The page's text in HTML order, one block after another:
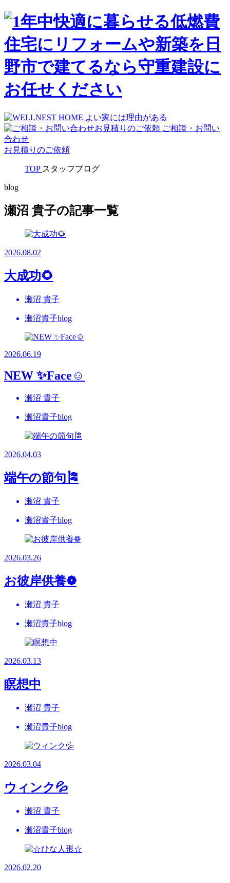
ご相談・お問い
合わせ
お見積りのご依頼
TOP スタッフブログ
blog
瀬沼 貴子の記事一覧
2026.08.02
大成功🌻
瀬沼 貴子
瀬沼貴子blog
2026.06.19
NEW ✨Face☺
瀬沼 貴子
瀬沼貴子blog
2026.04.03
端午の節句🎏
瀬沼 貴子
瀬沼貴子blog
2026.03.26
お彼岸供養❁
瀬沼 貴子
瀬沼貴子blog
2026.03.13
瞑想中
瀬沼 貴子
瀬沼貴子blog
2026.03.04
ウィンク💦
瀬沼 貴子
瀬沼貴子blog
2026.02.20